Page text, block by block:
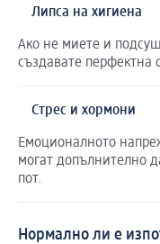
Липса на хигиена
Ако не миете и
създавате перфектна
Стрес и хормони
Емоционалното
могат допълнително
пот.
Нормално ли е